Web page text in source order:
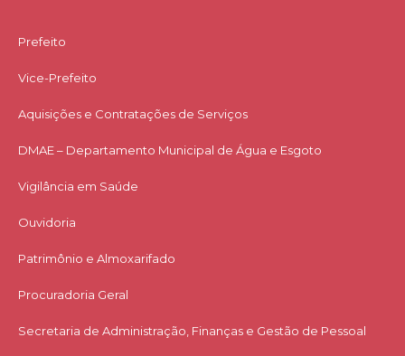
Prefeito
Vice-Prefeito
Aquisições e Contratações de Serviços​
DMAE – Departamento Municipal de Água e Esgoto
Vigilância em Saúde
Ouvidoria
Patrimônio e Almoxarifado
Procuradoria Geral
Secretaria de Administração, Finanças e Gestão de Pessoal